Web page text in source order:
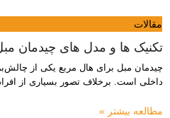
مقالات
تکنیک ها و مدل های چیدمان
چیدمان مبل برای هال مربع یکی از
داخلی است. برخلاف تصور بسیاری از
مطالعه بیشتر »